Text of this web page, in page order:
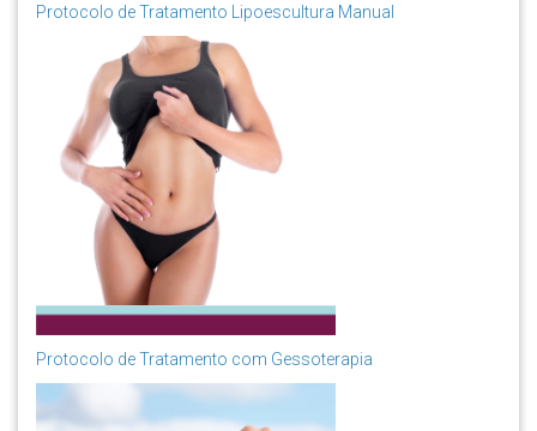
Protocolo de Tratamento Lipoescultura Manual
Protocolo de Tratamento com Gessoterapia